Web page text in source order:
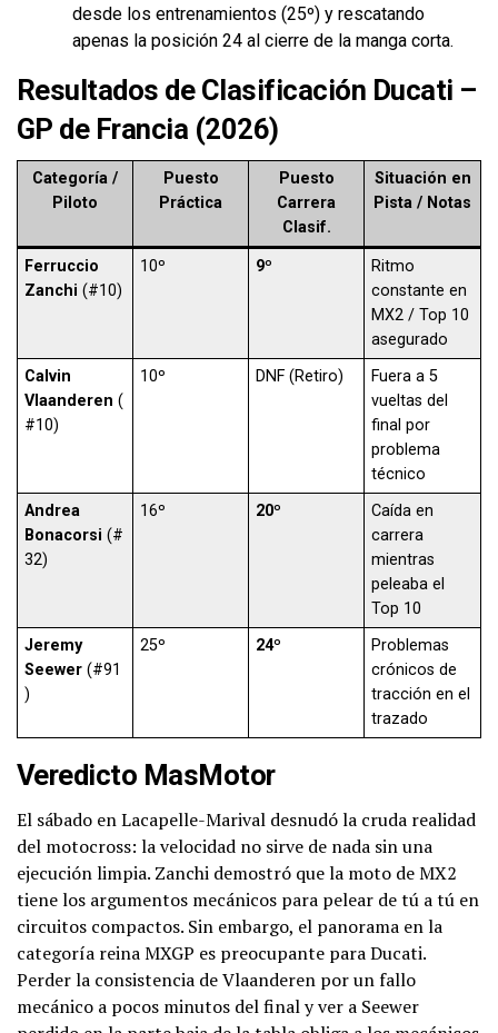
desde los entrenamientos (25º) y rescatando
apenas la posición 24 al cierre de la manga corta.
Resultados de Clasificación Ducati –
GP de Francia (2026)
Categoría /
Piloto
Puesto
Práctica
Puesto
Carrera
Clasif.
Situación en
Pista / Notas
Ferruccio
Zanchi (#10)
10º 9º
Ritmo
constante en
MX2 / Top 10
asegurado
Calvin
Vlaanderen (
#10)
10º DNF (Retiro)
Fuera a 5
vueltas del
final por
problema
técnico
Andrea
Bonacorsi (#
32)
16º 20º
Caída en
carrera
mientras
peleaba el
Top 10
Jeremy
Seewer (#91
)
25º 24º
Problemas
crónicos de
tracción en el
trazado
Veredicto MasMotor
El sábado en Lacapelle-Marival desnudó la cruda realidad
del motocross: la velocidad no sirve de nada sin una
ejecución limpia. Zanchi demostró que la moto de MX2
tiene los argumentos mecánicos para pelear de tú a tú en
circuitos compactos. Sin embargo, el panorama en la
categoría reina MXGP es preocupante para Ducati.
Perder la consistencia de Vlaanderen por un fallo
mecánico a pocos minutos del final y ver a Seewer